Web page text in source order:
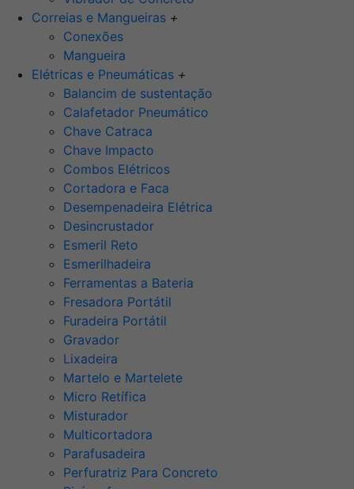
Correias e Mangueiras +
Conexões
Mangueira
Elétricas e Pneumáticas +
Balancim de sustentação
Calafetador Pneumático
Chave Catraca
Chave Impacto
Combos Elétricos
Cortadora e Faca
Desempenadeira Elétrica
Desincrustador
Esmeril Reto
Esmerilhadeira
Ferramentas a Bateria
Fresadora Portátil
Furadeira Portátil
Gravador
Lixadeira
Martelo e Martelete
Micro Retífica
Misturador
Multicortadora
Parafusadeira
Perfuratriz Para Concreto